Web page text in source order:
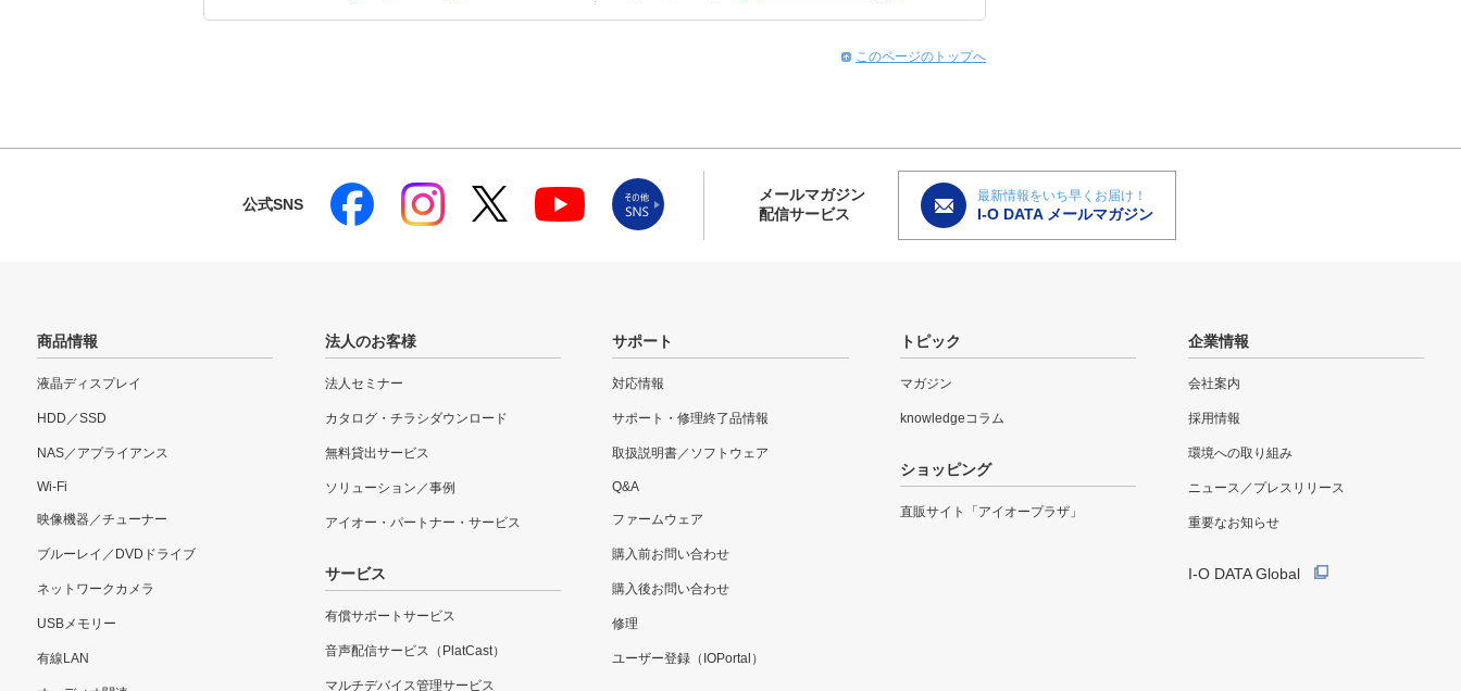
このページのトップへ
公式SNS
メールマガジン
配信サービス
最新情報をいち早くお届け！
I-O DATA メールマガジン
商品情報
液晶ディスプレイ
HDD／SSD
NAS／アプライアンス
Wi-Fi
映像機器／チューナー
ブルーレイ／DVDドライブ
ネットワークカメラ
USBメモリー
有線LAN
法人のお客様
法人セミナー
カタログ・チラシダウンロード
無料貸出サービス
ソリューション／事例
アイオー・パートナー・サービス
サービス
有償サポートサービス
音声配信サービス（PlatCast）
マルチデバイス管理サービス
サポート
対応情報
サポート・修理終了品情報
取扱説明書／ソフトウェア
Q&A
ファームウェア
購入前お問い合わせ
購入後お問い合わせ
修理
ユーザー登録（IOPortal）
トピック
マガジン
knowledgeコラム
ショッピング
直販サイト「アイオープラザ」
企業情報
会社案内
採用情報
環境への取り組み
ニュース／プレスリリース
重要なお知らせ
I-O DATA Global